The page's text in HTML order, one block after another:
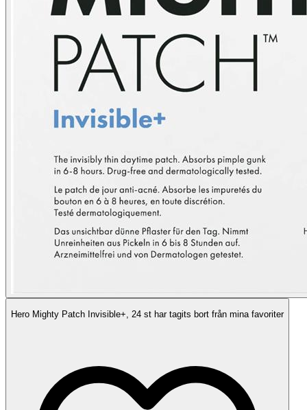
Hero Mighty Patch Invisible+, 24 st har tagits bort från mina favoriter